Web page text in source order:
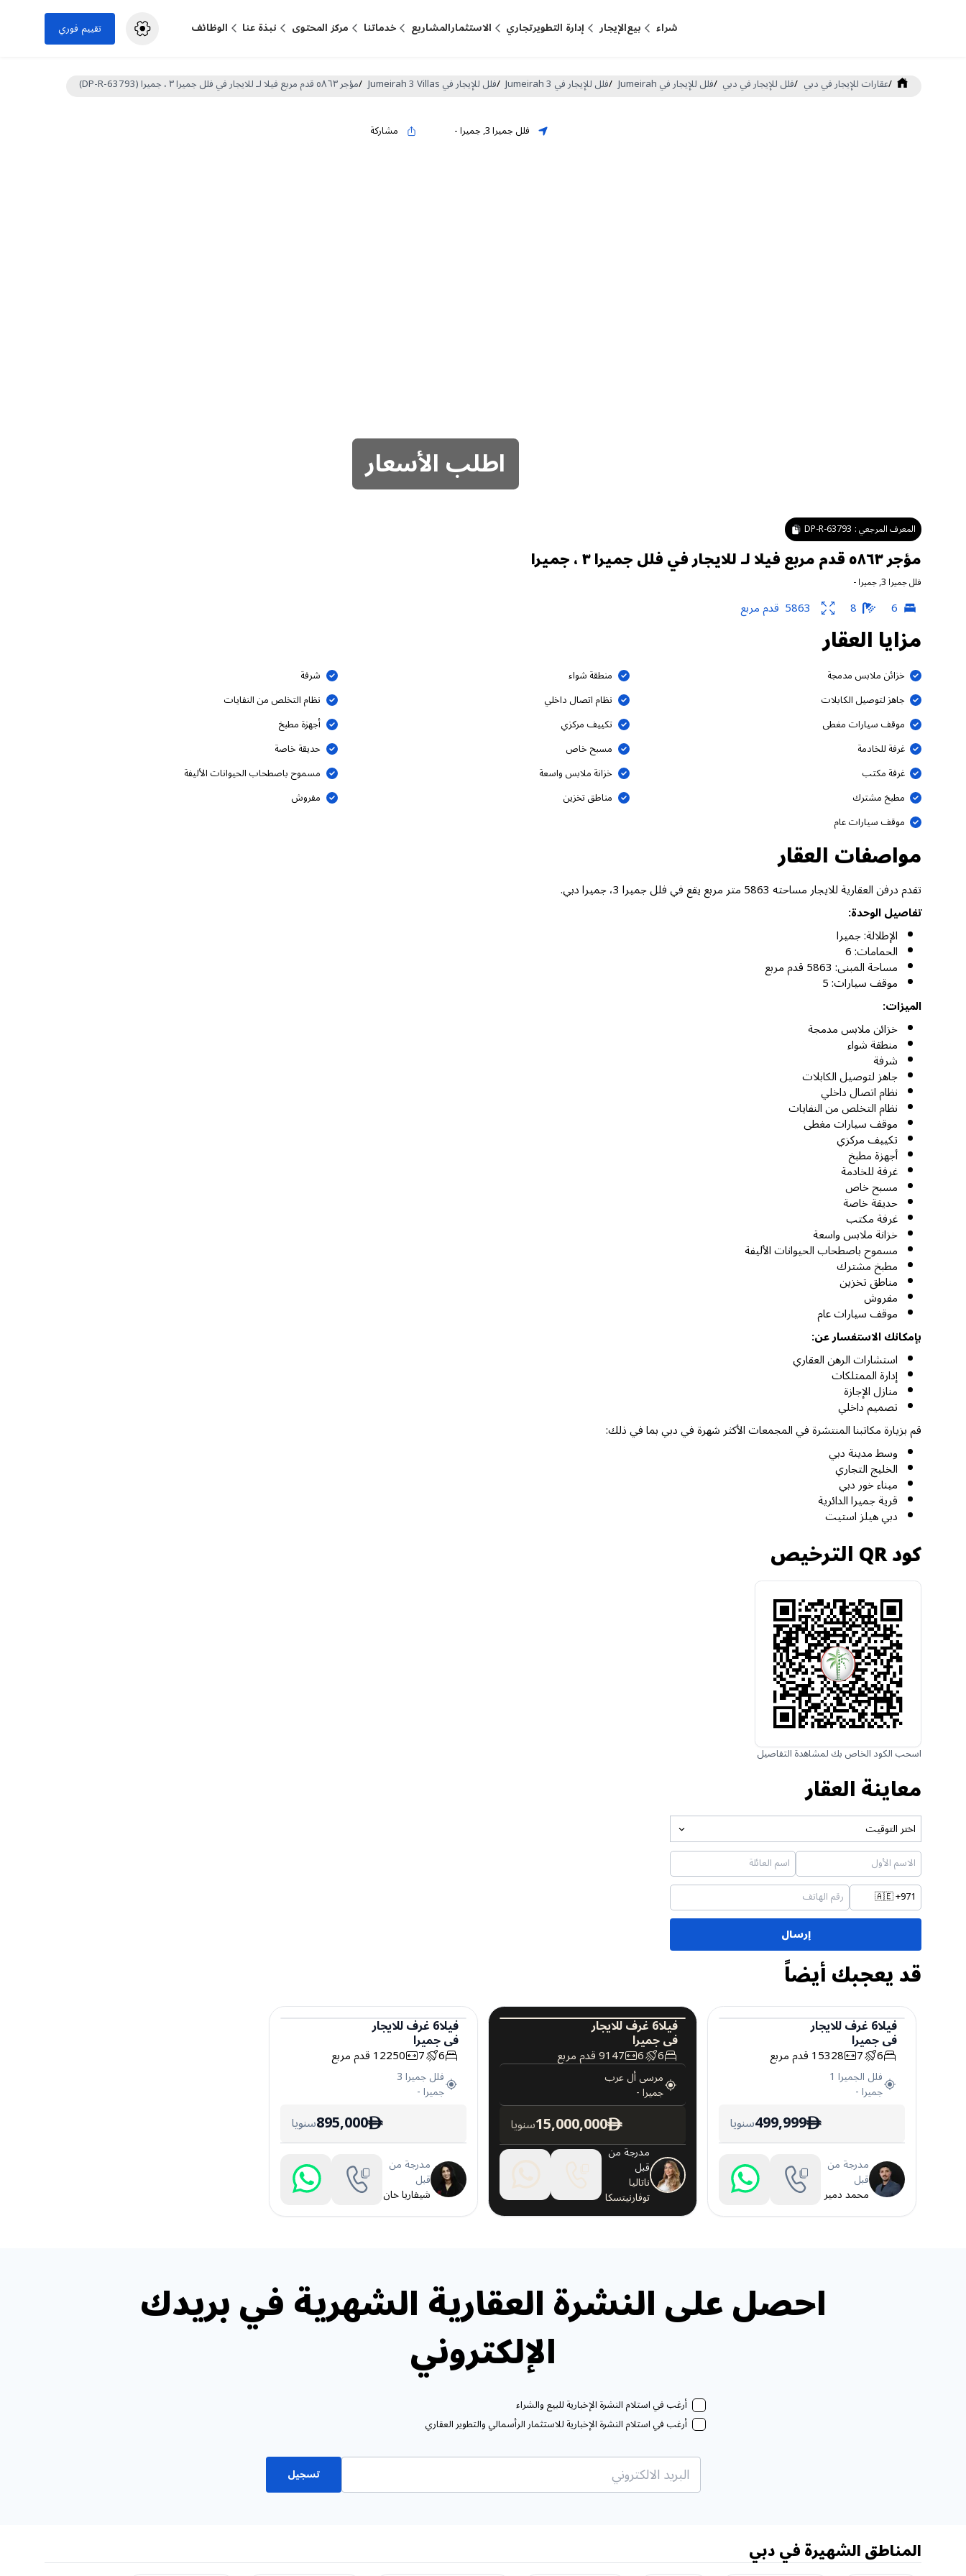
شراء بيعالإيجار إدارة التطويرتجاري الاستثمارالمشاريع خدماتنا مركز المحتوى نبذة عنا الوظائف تقييم فوري
/عقارات للإيجار في دبي /فلل للإيجار في دبي /فلل للإيجار في Jumeirah /فلل للإيجار في Jumeirah 3 /فلل للإيجار في Jumeirah 3 Villas /مؤجر ٥٨٦٣ قدم مربع فيلا لـ للايجار في فلل جميرا ٣ ، جميرا (DP-R-63793)
فلل جميرا 3 ,جميرا- مشاركة
اطلب الأسعار
المعرف المرجعي : DP-R-63793
مؤجر ٥٨٦٣ قدم مربع فيلا لـ للايجار في فلل جميرا ٣ ، جميرا
فلل جميرا 3 ,جميرا-
6
8
5863 قدم مربع
مزايا العقار
خزائن ملابس مدمجة منطقة شواء
شرفة
جاهز لتوصيل الكابلات
نظام اتصال داخلي
نظام التخلص من النفايات
موقف سيارات مغطى
تكييف مركزي
أجهزة مطبخ
غرفة للخادمة
مسبح خاص
حديقة خاصة
غرفة مكتب
خزانة ملابس واسعة
مسموح باصطحاب الحيوانات الأليفة
مطبخ مشترك
مناطق تخزين
مفروش
موقف سيارات عام
مواصفات العقار
تقدم درفن العقارية للايجار مساحته 5863 متر مربع يقع في فلل جميرا 3، جميرا دبي.
تفاصيل الوحدة:
الإطلالة: جميرا
الحمامات: 6
مساحة المبنى: 5863 قدم مربع
موقف سيارات: 5
الميزات:
خزائن ملابس مدمجة
منطقة شواء
شرفة
جاهز لتوصيل الكابلات
نظام اتصال داخلي
نظام التخلص من النفايات
موقف سيارات مغطى
تكييف مركزي
أجهزة مطبخ
غرفة للخادمة
مسبح خاص
حديقة خاصة
غرفة مكتب
خزانة ملابس واسعة
مسموح باصطحاب الحيوانات الأليفة
مطبخ مشترك
مناطق تخزين
مفروش
موقف سيارات عام
بإمكانك الاستفسار عن:
استشارات الرهن العقاري
إدارة الممتلكات
منازل الإجازة
تصميم داخلي
قم بزيارة مكاتبنا المنتشرة في المجمعات الأكثر شهرة في دبي بما في ذلك:
وسط مدينة دبي
الخليج التجاري
ميناء خور دبي
قرية جميرا الدائرية
دبي هيلز استيت
كود QR الترخيص
اسحب الكود الخاص بك لمشاهدة التفاصيل
معاينة العقار
اختر التوقيت
🇦🇪+971
إرسال
قد يعجبك أيضاً
فيلا
فيلا6غرفللايجار
فيجميرا
6
7
15328قدم مربع
فلل الجميرا 1
جميرا-
ê
499,999سنويا
مدرجة من
قبل
محمد دمير
فيلا
فيلا6غرفللايجار
فيجميرا
6
6
9147قدم مربع
مرسى أل عرب
جميرا-
ê
15,000,000سنويا
مدرجة من
قبل
ناتاليا
توفارنيتسكا
فيلا
فيلا6غرفللايجار
فيجميرا
6
7
12250قدم مربع
فلل جميرا 3
جميرا-
ê
895,000سنويا
مدرجة من
قبل
شيفاريا خان
احصل على النشرة العقارية الشهرية في بريدك
الإلكتروني
أرغب في استلام النشرة الإخبارية للبيع والشراء
أرغب في استلام النشرة الإخبارية للاستثمار الرأسمالي والتطوير العقاري
تسجيل
المناطق الشهيرة في دبي